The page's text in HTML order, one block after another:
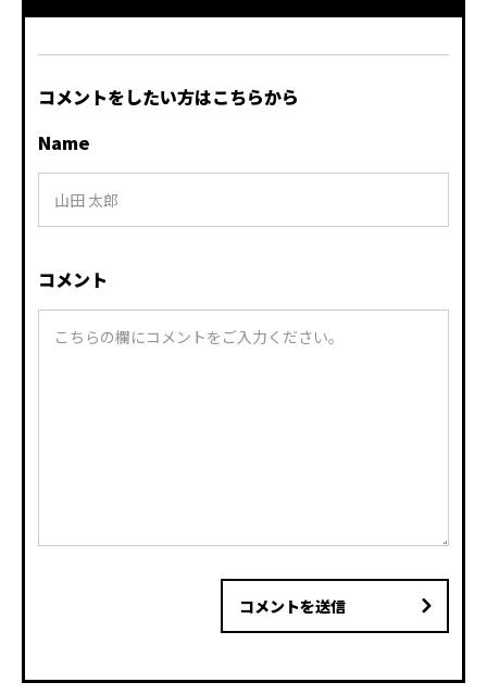
コメントをしたい方はこちらから
コメント
Name
コメントを送信